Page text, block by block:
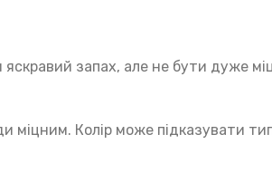
запах, але не бути дуже
Колір може підказувати